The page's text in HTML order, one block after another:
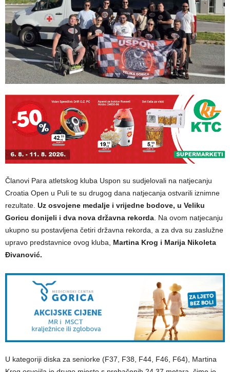
Članovi Para atletskog kluba Uspon su sudjelovali na natjecanju
Croatia Open u Puli te su drugog dana natjecanja ostvarili iznimne
rezultate. Uz osvojene medalje i vrijedne bodove, u Veliku
Goricu donijeli i dva nova državna rekorda . Na ovom natjecanju
ukupno su postavljena četiri državna rekorda, a za dva su zaslužne
upravo predstavnice ovog kluba, Martina Krog i Marija Nikoleta
Đivanović.
U kategoriji diska za seniorke (F37, F38, F44, F46, F64), Martina